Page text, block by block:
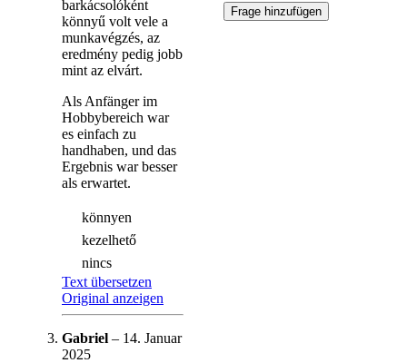
barkácsolóként
könnyű volt vele a
munkavégzés, az
eredmény pedig jobb
mint az elvárt.
Als Anfänger im
Hobbybereich war
es einfach zu
handhaben, und das
Ergebnis war besser
als erwartet.
könnyen
kezelhető
nincs
Text übersetzen
Original anzeigen
Gabriel – 14. Januar
2025